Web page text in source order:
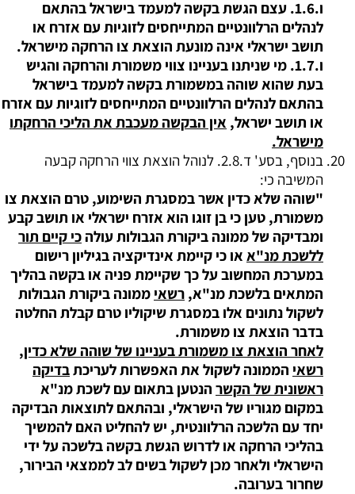
ו.1.6. עצם הגשת בקשה למעמד בישראל בהתאם
לנהלים הרלוונטיים המתייחסים לזוגיות עם אזרח או
תושב ישראלי אינה מונעת הוצאת צו הרחקה מישראל.
ו.1.7. מי שניתנו בעניינו צווי משמורת והרחקה והגיש
בעת שהוא שוהה במשמורת בקשה למעמד בישראל
בהתאם לנהלים הרלוונטיים המתייחסים לזוגיות עם אזרח
או תושב ישראל, אין הבקשה מעכבת את הליכי הרחקתו
מישראל.
בנוסף, בסע' ד.2.8. לנוהל הוצאת צווי הרחקה קבעה
המשיבה כי:
"שוהה שלא כדין אשר במסגרת השימוע, טרם הוצאת צו
משמורת, טען כי בן זוגו הוא אזרח ישראלי או תושב קבע
ומבדיקה של ממונה ביקורת הגבולות עולהכי קיים תור
ללשכת מנ"א או כי קיימת אינדיקציה בגיליון רישום
במערכת המחשוב על כך שקיימת פניה או בקשה בהליך
המתאים בלשכת מנ"א, רשאי ממונה ביקורת הגבולות
לשקול נתונים אלו במסגרת שיקוליו טרם קבלת החלטה
בדבר הוצאת צו משמורת.
לאחר הוצאת צו משמורת בעניינו של שוהה שלא כדין,
רשאי הממונה לשקול את האפשרות לעריכתבדיקה
ראשונית של הקשר הנטען בתאום עם לשכת מנ"א
במקום מגוריו של הישראלי, ובהתאם לתוצאות הבדיקה
יחד עם הלשכה הרלוונטית, יש להחליט האם להמשיך
בהליכי הרחקה או לדרוש הגשת בקשה בלשכה על ידי
הישראלי ולאחר מכן לשקול בשים לב לממצאי הבירור,
שחרור בערובה.